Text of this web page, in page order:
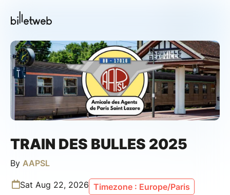
TRAIN DES BULLES 2025
By AAPSL
Sat Aug 22, 2026 Timezone : Europe/Paris